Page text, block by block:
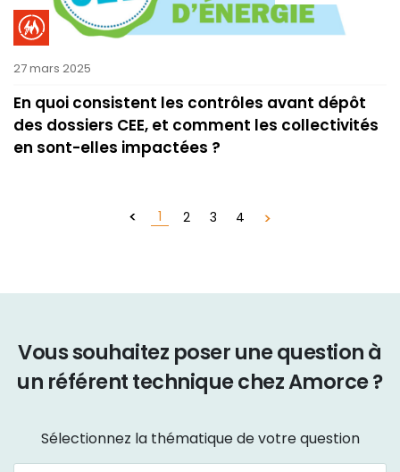
27 mars 2025
En quoi consistent les contrôles avant dépôt
des dossiers CEE, et comment les collectivités
en sont-elles impactées ?
1 2 3 4
Vous souhaitez poser une question à
un référent technique chez Amorce ?
Sélectionnez la thématique de votre question